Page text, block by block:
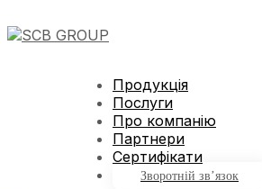
Продукція
Послуги
Про компанію
Партнери
Сертифікати
Зворотній зв’язок